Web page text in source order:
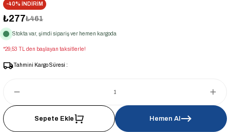
-40% İNDİRİM
₺277₺461
Stokta var, şimdi sipariş ver hemen kargoda
*29,53 TL den başlayan taksitlerle!
Tahmini Kargo Süresi :
Sepete Ekle Hemen Al